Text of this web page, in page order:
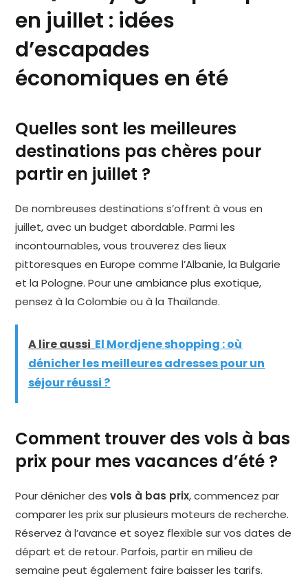
en juillet : idées
d’escapades
économiques en été
Quelles sont les meilleures
destinations pas chères pour
partir en juillet ?
De nombreuses destinations s’offrent à vous en
juillet, avec un budget abordable. Parmi les
incontournables, vous trouverez des lieux
pittoresques en Europe comme l’Albanie, la Bulgarie
et la Pologne. Pour une ambiance plus exotique,
pensez à la Colombie ou à la Thaïlande.
A lire aussi El Mordjene shopping : où
dénicher les meilleures adresses pour un
séjour réussi ?
Comment trouver des vols à bas
prix pour mes vacances d’été ?
Pour dénicher desvols à bas prix, commencez par
comparer les prix sur plusieurs moteurs de recherche.
Réservez à l’avance et soyez flexible sur vos dates de
départ et de retour. Parfois, partir en milieu de
semaine peut également faire baisser les tarifs.